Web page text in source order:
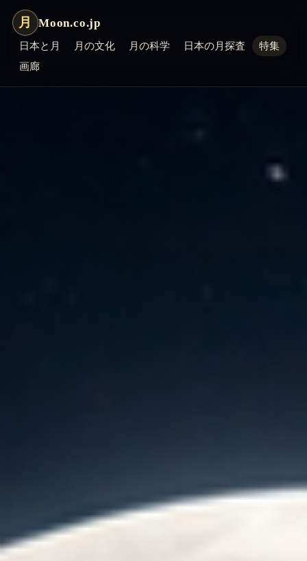
月 Moon.co.jp
日本と月 月の文化 月の科学 日本の月探査
特集
画廊